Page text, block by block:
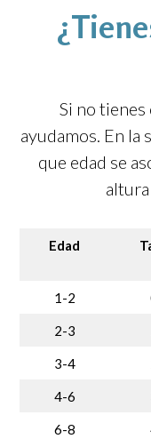
Si no tienes
ayudamos. En la
que edad se
Edad
1-2
2-3
3-4
4-6
6-8